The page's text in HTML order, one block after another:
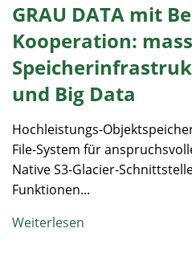
GRAU DATA mit
Kooperation:
und Big Data
Hochleistungs-
File-System für
Native S3-Glacier-
Funktionen...
Weiterlesen